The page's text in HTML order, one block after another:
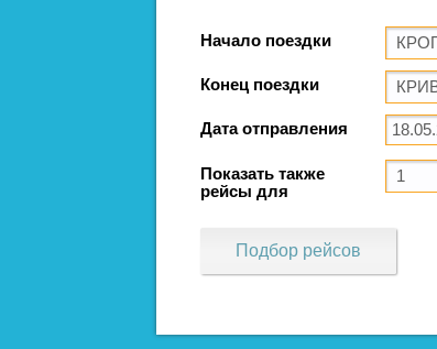
Начало поездки
Конец поездки
Дата отправления
Показать также
рейсы для
Подбор рейсов